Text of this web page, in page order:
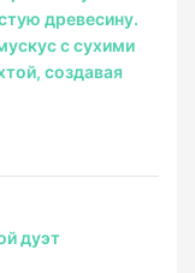
древесину.
с сухими
создавая
дуэт